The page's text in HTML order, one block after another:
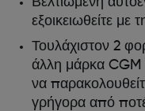
εξοικειωθείτε με
Τουλάχιστον 2
άλλη μάρκα CGM
να
γρήγορα από